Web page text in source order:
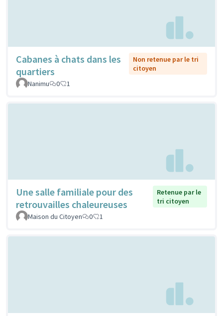
Cabanes à chats dans les
quartiers
Non retenue par le tri
citoyen
Nanimu
0 1
Une salle familiale pour des
retrouvailles chaleureuses
Retenue par le
tri citoyen
Maison du Citoyen
0 1